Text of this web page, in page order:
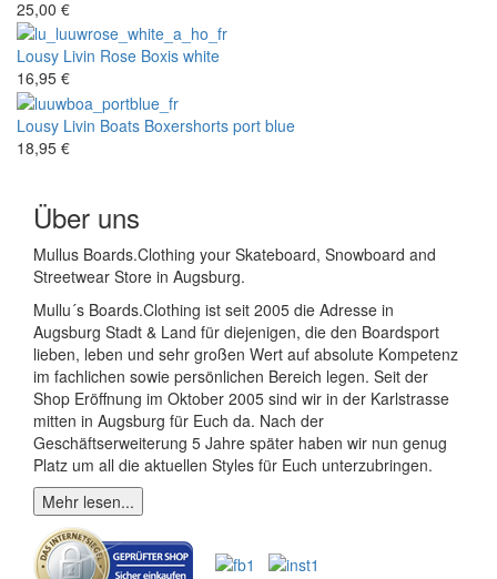
25,00 €
Lousy Livin Rose Boxis white
16,95 €
Lousy Livin Boats Boxershorts port blue
18,95 €
Über uns
Mullus Boards.Clothing your Skateboard, Snowboard and
Streetwear Store in Augsburg.
Mullu´s Boards.Clothing ist seit 2005 die Adresse in
Augsburg Stadt & Land für diejenigen, die den Boardsport
lieben, leben und sehr großen Wert auf absolute Kompetenz
im fachlichen sowie persönlichen Bereich legen. Seit der
Shop Eröffnung im Oktober 2005 sind wir in der Karlstrasse
mitten in Augsburg für Euch da. Nach der
Geschäftserweiterung 5 Jahre später haben wir nun genug
Platz um all die aktuellen Styles für Euch unterzubringen.
Mehr lesen...